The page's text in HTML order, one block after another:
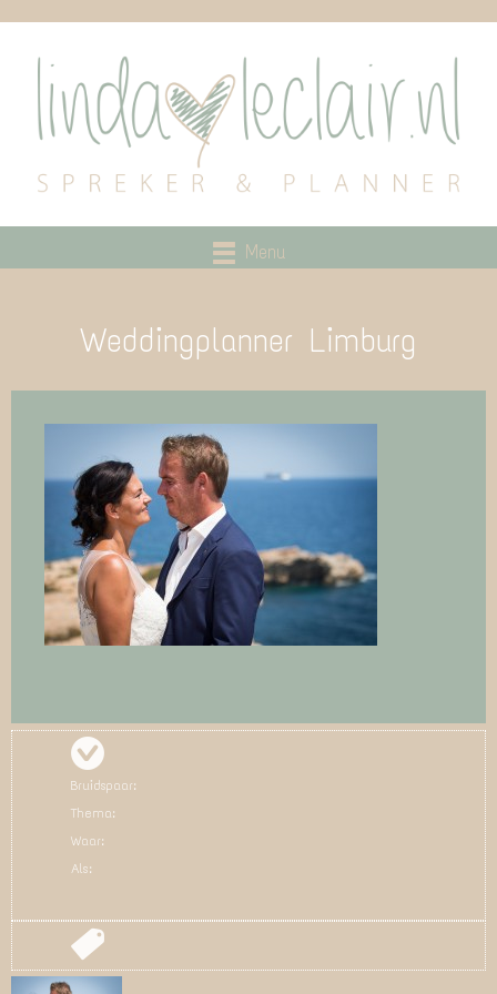
Menu
Weddingplanner Limburg
Bruidspaar:
Thema:
Waar:
Als: